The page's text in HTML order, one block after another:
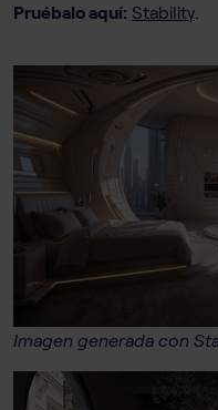
Pruébalo aquí: Stability
Imagen generada con